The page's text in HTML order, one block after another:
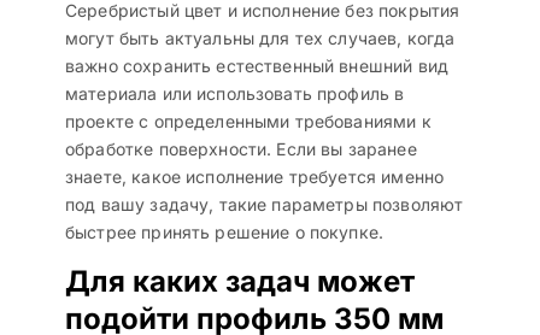
Серебристый цвет и исполнение без покрытия
могут быть актуальны для тех случаев, когда
важно сохранить естественный внешний вид
материала или использовать профиль в
проекте с определенными требованиями к
обработке поверхности. Если вы заранее
знаете, какое исполнение требуется именно
под вашу задачу, такие параметры позволяют
быстрее принять решение о покупке.
Для каких задач может
подойти профиль 350 мм